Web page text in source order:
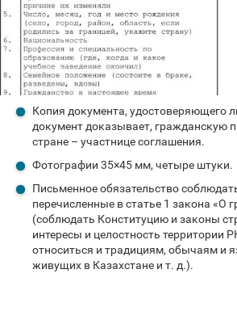
Копия документа, удостоверяющего
документ доказывает, гражданскую
стране – участнице соглашения.
Фотографии 35×45 мм, четыре штуки.
Письменное обязательство
перечисленные в статье 1 закона «О
(соблюдать Конституцию и законы
интересы и целостность территории
относиться и традициям, обычаям и
живущих в Казахстане и т. д.).